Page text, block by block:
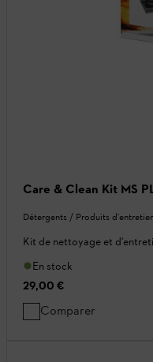
Care & Clean Kit MS
Détergents / Produits
Kit de nettoyage et
En stock
29,00 €
Comparer